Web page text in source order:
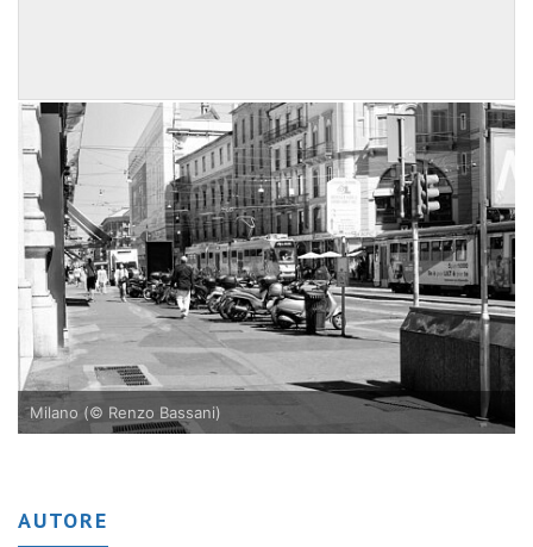
Milano (© Renzo Bassani)
AUTORE